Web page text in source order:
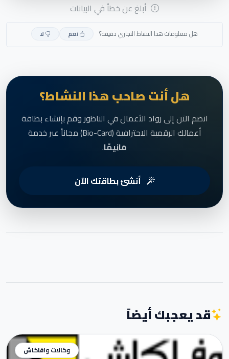
أبلغ عن خطأ في البيانات
هل معلومات هذا النشاط التجاري دقيقة؟ نعم لا
هل أنت صاحب هذا النشاط؟
انضم الآن إلى رواد الأعمال في الناظور وقم بإنشاء بطاقة
أعمالك الرقمية الاحترافية (Bio-Card) مجاناً عبر خدمة
مَانِيمَّا.
أنشئ بطاقتك الآن
قد يعجبك أيضاً
وكالات وافاكاش